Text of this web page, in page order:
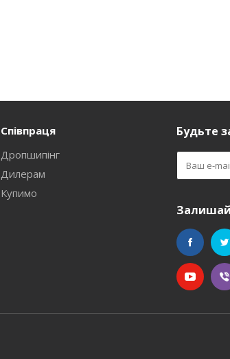
Співпраця
Дропшипінг
Дилерам
Купимо
Будьте